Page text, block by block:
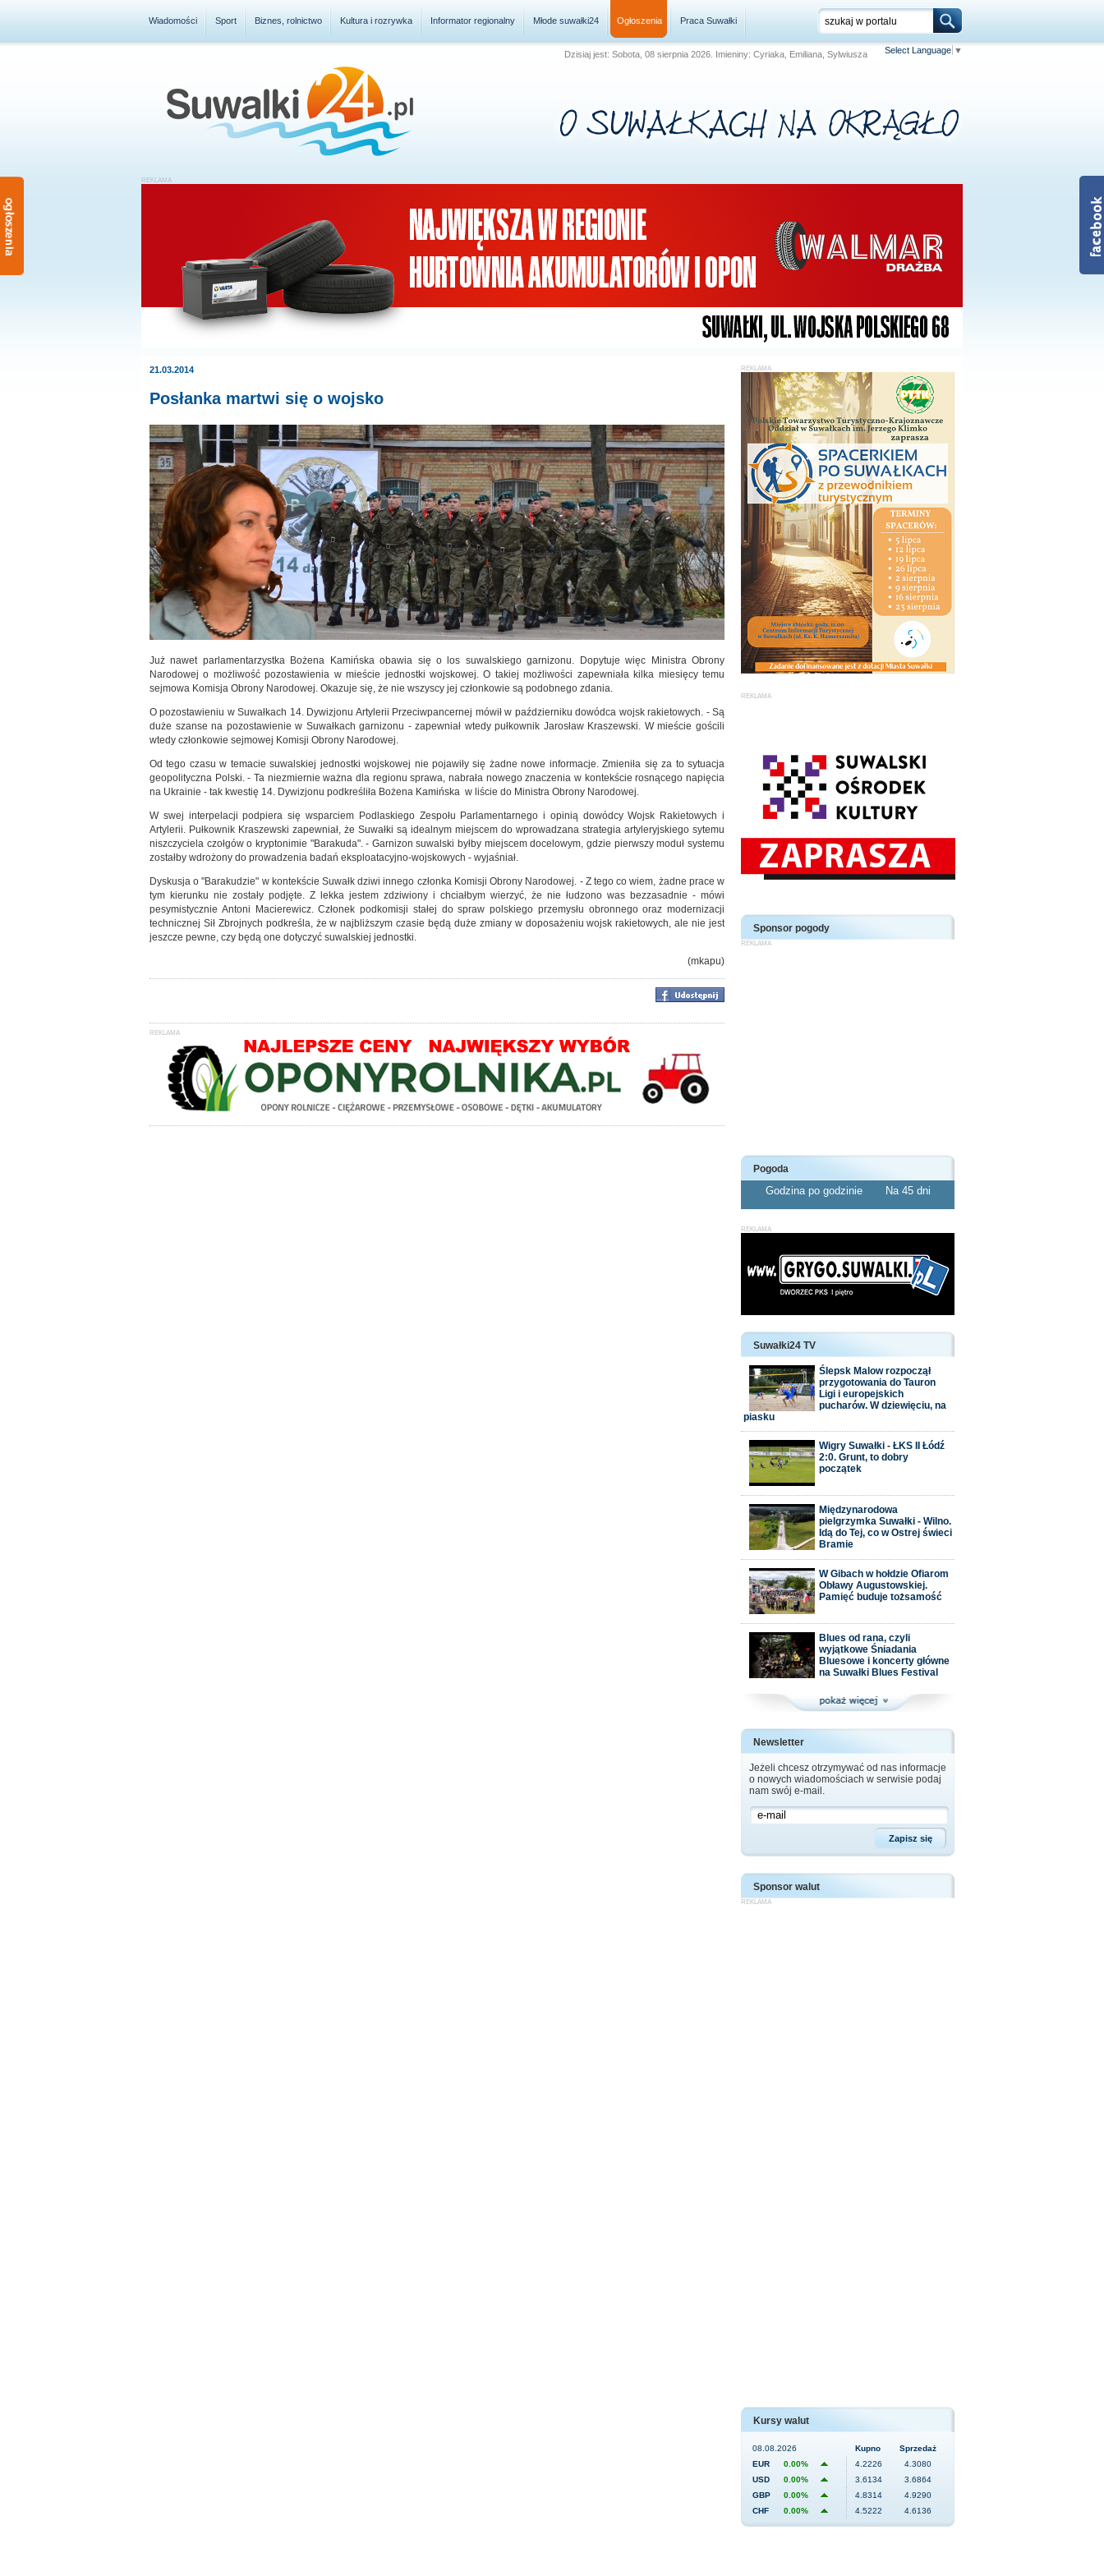
Wiadomości Sport Biznes, rolnictwo Kultura i rozrywka Informator regionalny Młode suwałki24 Ogłoszenia Praca Suwałki
Dzisiaj jest: Sobota, 08 sierpnia 2026. Imieniny: Cyriaka, Emiliana, Sylwiusza Select Language ▼
21.03.2014
Posłanka martwi się o wojsko
Już nawet parlamentarzystka Bożena Kamińska obawia się o los suwalskiego garnizonu. Dopytuje więc Ministra Obrony
Narodowej o możliwość pozostawienia w mieście jednostki wojskowej. O takiej możliwości zapewniała kilka miesięcy temu
sejmowa Komisja Obrony Narodowej. Okazuje się, że nie wszyscy jej członkowie są podobnego zdania.
O pozostawieniu w Suwałkach 14. Dywizjonu Artylerii Przeciwpancernej mówił w październiku dowódca wojsk rakietowych. - Są
duże szanse na pozostawienie w Suwałkach garnizonu - zapewniał wtedy pułkownik Jarosław Kraszewski. W mieście gościli
wtedy członkowie sejmowej Komisji Obrony Narodowej.
Od tego czasu w temacie suwalskiej jednostki wojskowej nie pojawiły się żadne nowe informacje. Zmieniła się za to sytuacja
geopolityczna Polski. - Ta niezmiernie ważna dla regionu sprawa, nabrała nowego znaczenia w kontekście rosnącego napięcia
na Ukrainie - tak kwestię 14. Dywizjonu podkreśliła Bożena Kamińska w liście do Ministra Obrony Narodowej.
W swej interpelacji podpiera się wsparciem Podlaskiego Zespołu Parlamentarnego i opinią dowódcy Wojsk Rakietowych i
Artylerii. Pułkownik Kraszewski zapewniał, że Suwałki są idealnym miejscem do wprowadzana strategia artyleryjskiego sytemu
niszczyciela czołgów o kryptonimie "Barakuda". - Garnizon suwalski byłby miejscem docelowym, gdzie pierwszy moduł systemu
zostałby wdrożony do prowadzenia badań eksploatacyjno-wojskowych - wyjaśniał.
Dyskusja o "Barakudzie" w kontekście Suwałk dziwi innego członka Komisji Obrony Narodowej. - Z tego co wiem, żadne prace w
tym kierunku nie zostały podjęte. Z lekka jestem zdziwiony i chciałbym wierzyć, że nie łudzono was bezzasadnie - mówi
pesymistycznie Antoni Macierewicz. Członek podkomisji stałej do spraw polskiego przemysłu obronnego oraz modernizacji
technicznej Sił Zbrojnych podkreśla, że w najbliższym czasie będą duże zmiany w doposażeniu wojsk rakietowych, ale nie jest
jeszcze pewne, czy będą one dotyczyć suwalskiej jednostki.
(mkapu)
Sponsor pogody
Pogoda
Godzina po godzinie Na 45 dni
Suwałki24 TV
Ślepsk Malow rozpoczął
przygotowania do Tauron
Ligi i europejskich
pucharów. W dziewięciu, na
piasku
Wigry Suwałki - ŁKS II Łódź
2:0. Grunt, to dobry
początek
Międzynarodowa
pielgrzymka Suwałki - Wilno.
Idą do Tej, co w Ostrej świeci
Bramie
W Gibach w hołdzie Ofiarom
Obławy Augustowskiej.
Pamięć buduje tożsamość
Blues od rana, czyli
wyjątkowe Śniadania
Bluesowe i koncerty główne
na Suwałki Blues Festival
Newsletter
Jeżeli chcesz otrzymywać od nas informacje
o nowych wiadomościach w serwisie podaj
nam swój e-mail.
Sponsor walut
Kursy walut
08.08.2026 Kupno
Sprzedaż
EUR
0.00% 4.2226
4.3080
USD
0.00% 3.6134
3.6864
GBP
0.00% 4.8314
4.9290
CHF
0.00% 4.5222 4.6136